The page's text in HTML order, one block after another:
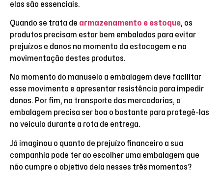
elas são essenciais.
Quando se trata de armazenamento e estoque, os
produtos precisam estar bem embalados para evitar
prejuízos e danos no momento da estocagem e na
movimentação destes produtos.
No momento do manuseio a embalagem deve facilitar
esse movimento e apresentar resistência para impedir
danos. Por fim, no transporte das mercadorias, a
embalagem precisa ser boa o bastante para protegê-las
no veículo durante a rota de entrega.
Já imaginou o quanto de prejuízo financeiro a sua
companhia pode ter ao escolher uma embalagem que
não cumpre o objetivo dela nesses três momentos?